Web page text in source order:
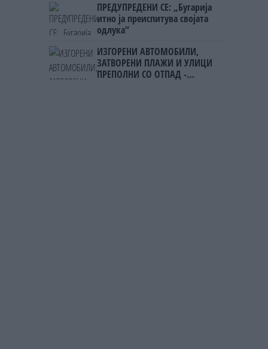
ПРЕДУПРЕДЕНИ СЕ: „Бугарија
итно ја преиспитува својата
одлука“
ИЗГОРЕНИ АВТОМОБИЛИ,
ЗАТВОРЕНИ ПЛАЖИ И УЛИЦИ
ПРЕПОЛНИ СО ОТПАД -